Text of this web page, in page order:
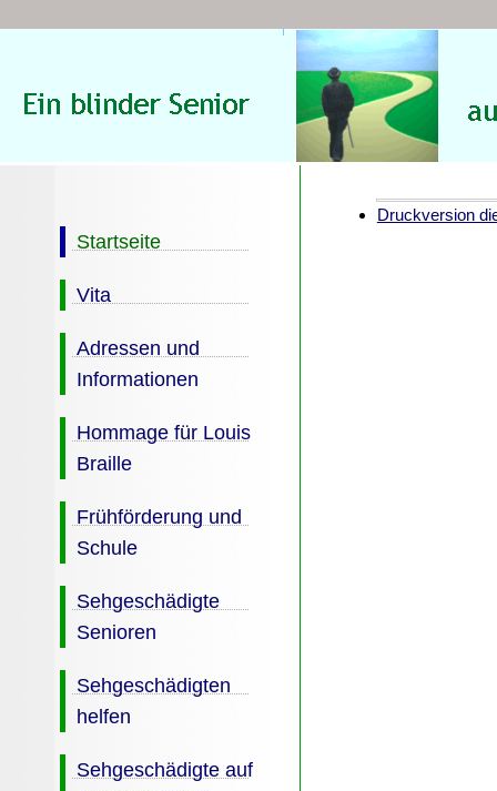
Startseite
Vita
Adressen und
Informationen
Hommage für Louis
Braille
Frühförderung und
Schule
Sehgeschädigte
Senioren
Sehgeschädigten
helfen
Sehgeschädigte auf
Druckversion